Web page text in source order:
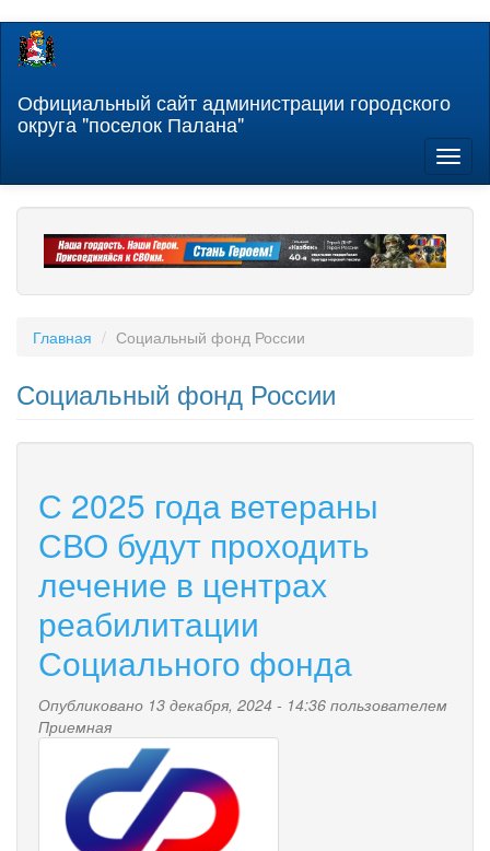
Перейти
содержанию
Официальный сайт администрации городского
округа "поселок Палана"
Главная Социальный фонд России
Социальный фонд России
С 2025 года ветераны
СВО будут проходить
лечение в центрах
реабилитации
Социального фонда
Опубликовано 13 декабря, 2024 - 14:36 пользователем
Приемная
pensionnyy_fond.png